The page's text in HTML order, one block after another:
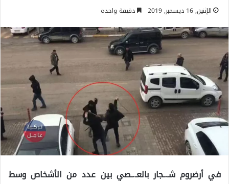
الإثنين, 16 ديسمبر, 2019 دقيقة واحدة
في أرضروم شـ.ـجار بالعـ.ـصي بين عدد من الأشخاص وسط